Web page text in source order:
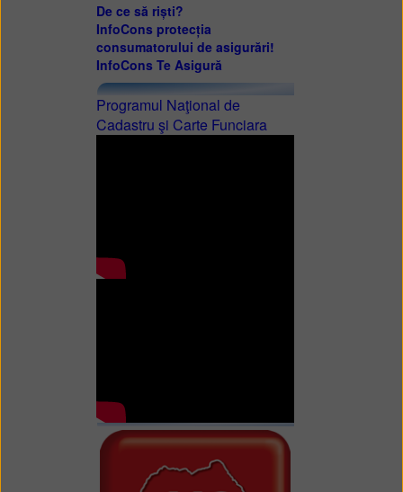
De ce să riști?
InfoCons protecția
consumatorului de asigurări!
InfoCons Te Asigură
Programul Naţional de
Cadastru şi Carte Funciara